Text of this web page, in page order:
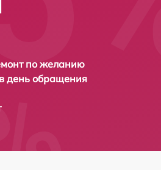
по желанию
день обращения